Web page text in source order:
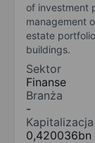
of investment
management
estate
buildings.
Sektor
Finanse
Branża
-
0,420036bn